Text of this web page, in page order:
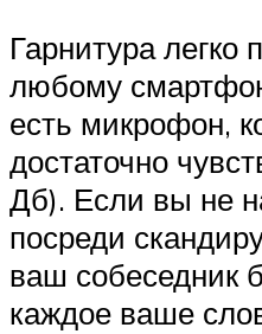
Гарнитура легко
любому
есть микрофон,
достаточно
Дб). Если вы не
посреди
ваш собеседник
каждое ваше